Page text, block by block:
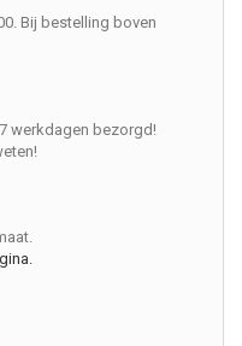
Bij bestelling boven
werkdagen bezorgd!